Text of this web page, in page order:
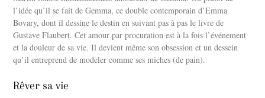
l’idée qu’il se fait de Gemma, ce double contemporain d’Emma
Bovary, dont il dessine le destin en suivant pas à pas le livre de
Gustave Flaubert. Cet amour par procuration est à la fois l’événement
et la douleur de sa vie. Il devient même son obsession et un dessein
qu’il entreprend de modeler comme ses miches (de pain).
Rêver sa vie